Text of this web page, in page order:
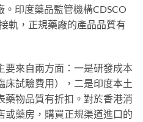
印度藥品監管機構CDSCO
軌，正規藥廠的產品品質有
要來自兩方面：一是研發成本
床試驗費用），二是印度本土
藥物品質有折扣。對於香港消
或藥房，購買正規渠道進口的